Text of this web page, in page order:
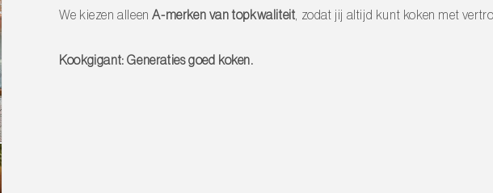
en onderhoudsarm met een
geschikt voor 8 messen,
– perfect om te geven of te
We kiezen alleenA-merken van topkwaliteit , zodat jij altijd kunt koken met
Kookgigant: Generaties goed koken.